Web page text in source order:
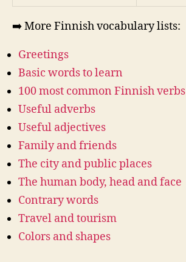
➡️ More Finnish vocabulary lists:
Greetings
Basic words to learn
100 most common Finnish verbs
Useful adverbs
Useful adjectives
Family and friends
The city and public places
The human body, head and face
Contrary words
Travel and tourism
Colors and shapes